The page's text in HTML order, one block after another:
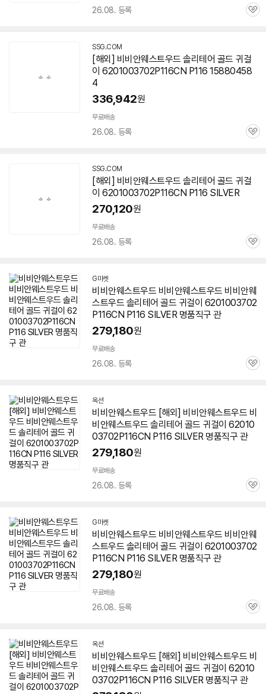
26.08. 등록
관
SSG.COM
[해외] 비비안웨스트우드 솔리테어 골드 귀걸
이 6201003702P116CN P116 15880458
4
336,942원
무료배송
26.08. 등록
관
SSG.COM
[해외] 비비안웨스트우드 솔리테어 골드 귀걸
이 6201003702P116CN P116 SILVER
270,120원
무료배송
26.08. 등록
관
G마켓
비비안웨스트우드 비비안웨스트우드 비비안웨
스트우드 솔리테어 골드 귀걸이 6201003702
P116CN P116 SILVER 명품직구 관
279,180원
무료배송
26.08. 등록
관
옥션
비비안웨스트우드 [해외] 비비안웨스트우드 비
비안웨스트우드 솔리테어 골드 귀걸이 62010
03702P116CN P116 SILVER 명품직구 관
279,180원
무료배송
26.08. 등록
관
G마켓
비비안웨스트우드 비비안웨스트우드 비비안웨
스트우드 솔리테어 골드 귀걸이 6201003702
P116CN P116 SILVER 명품직구 관
279,180원
무료배송
26.08. 등록
관
옥션
비비안웨스트우드 [해외] 비비안웨스트우드 비
비안웨스트우드 솔리테어 골드 귀걸이 62010
03702P116CN P116 SILVER 명품직구 관